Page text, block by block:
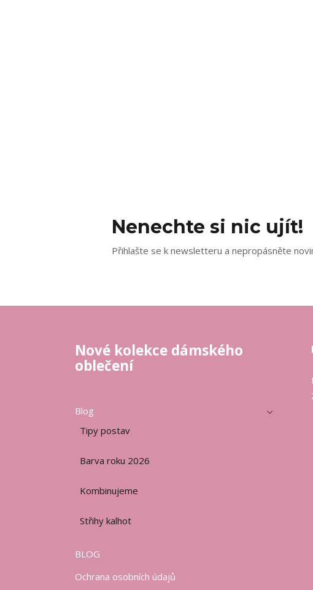
Nenechte si nic ujít!
Přihlašte se k newsletteru a nepropásněte
Nové kolekce dámského
oblečení
Blog
Tipy postav
Barva roku 2026
Kombinujeme
Střihy kalhot
BLOG
Ochrana osobních údajů